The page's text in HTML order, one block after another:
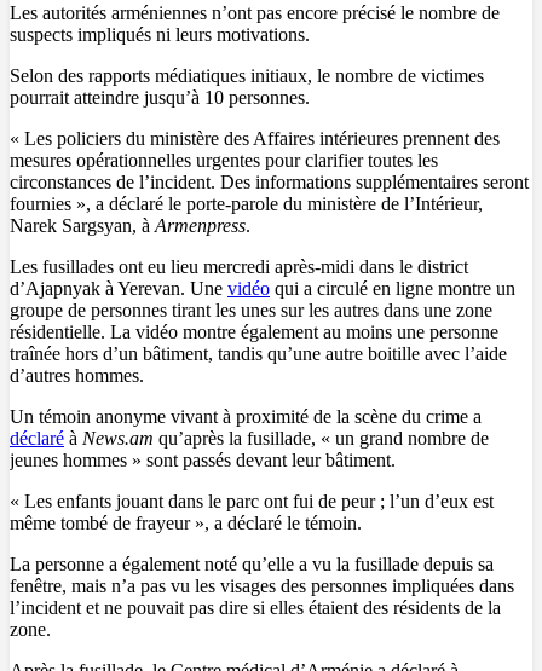
Les autorités arméniennes n’ont pas encore précisé le nombre de
suspects impliqués ni leurs motivations.
Selon des rapports médiatiques initiaux, le nombre de victimes
pourrait atteindre jusqu’à 10 personnes.
« Les policiers du ministère des Affaires intérieures prennent des
mesures opérationnelles urgentes pour clarifier toutes les
circonstances de l’incident. Des informations supplémentaires seront
fournies », a déclaré le porte-parole du ministère de l’Intérieur,
Narek Sargsyan, à Armenpress.
Les fusillades ont eu lieu mercredi après-midi dans le district
d’Ajapnyak à Yerevan. Une vidéo qui a circulé en ligne montre un
groupe de personnes tirant les unes sur les autres dans une zone
résidentielle. La vidéo montre également au moins une personne
traînée hors d’un bâtiment, tandis qu’une autre boitille avec l’aide
d’autres hommes.
Un témoin anonyme vivant à proximité de la scène du crime a
déclaré à News.am qu’après la fusillade, « un grand nombre de
jeunes hommes » sont passés devant leur bâtiment.
« Les enfants jouant dans le parc ont fui de peur ; l’un d’eux est
même tombé de frayeur », a déclaré le témoin.
La personne a également noté qu’elle a vu la fusillade depuis sa
fenêtre, mais n’a pas vu les visages des personnes impliquées dans
l’incident et ne pouvait pas dire si elles étaient des résidents de la
zone.